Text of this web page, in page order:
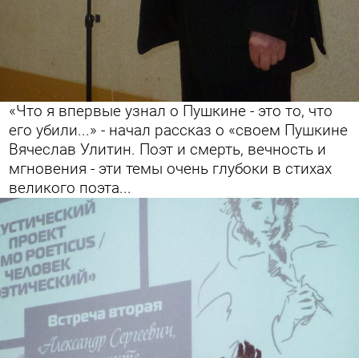
«Что я впервые узнал о Пушкине - это то, что
его убили...» - начал рассказ о «своем Пушкине
Вячеслав Улитин. Поэт и смерть, вечность и
мгновения - эти темы очень глубоки в стихах
великого поэта...